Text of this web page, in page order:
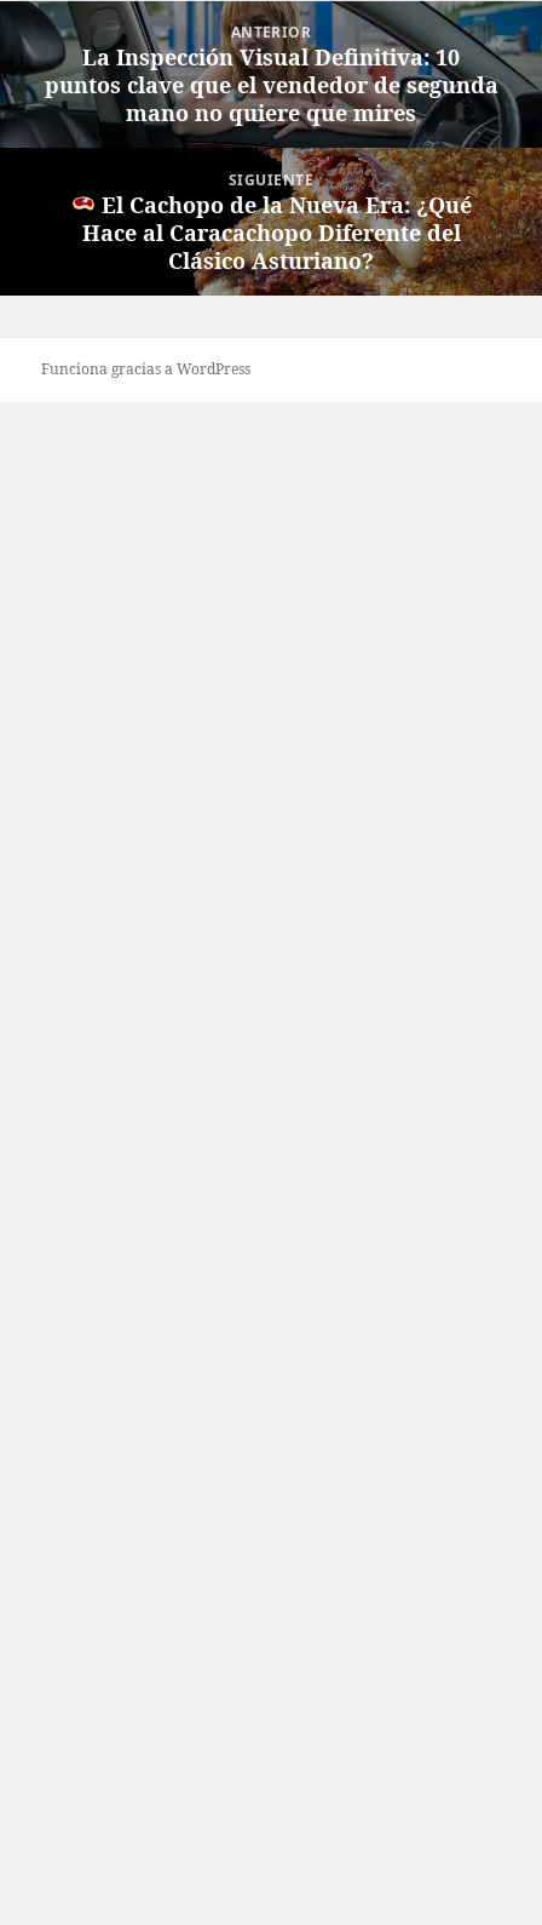
Navegación
de
entradas
ANTERIOR
Entrada
anterior:
La Inspección Visual Definitiva: 10
puntos clave que el vendedor de segunda
mano no quiere que mires
SIGUIENTE
Entrada
siguiente:
El Cachopo de la Nueva Era: ¿Qué
Hace al Caracachopo Diferente del
Clásico Asturiano?
Funciona gracias a WordPress